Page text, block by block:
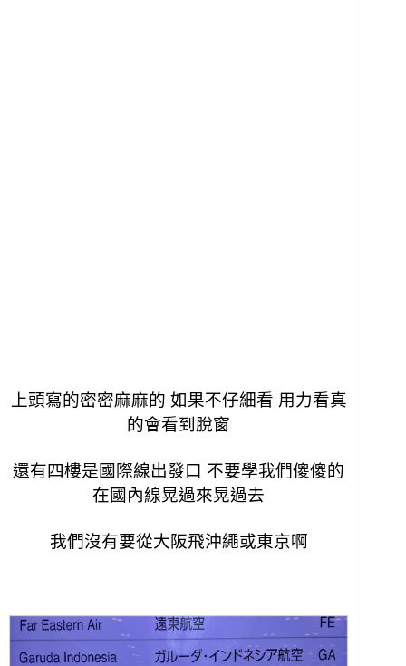
上頭寫的密密麻麻的 如果不仔細看 用力看真
的會看到脫窗
還有四樓是國際線出發口 不要學我們傻傻的
在國內線晃過來晃過去
我們沒有要從大阪飛沖繩或東京啊